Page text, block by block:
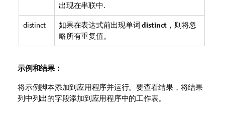
出现在串联中.
distinct 如果在表达式前出现单词distinct ，则将忽
略所有重复值。
示例和结果：
将示例脚本添加到应用程序并运行。要查看结果，将结果
列中列出的字段添加到应用程序中的工作表。